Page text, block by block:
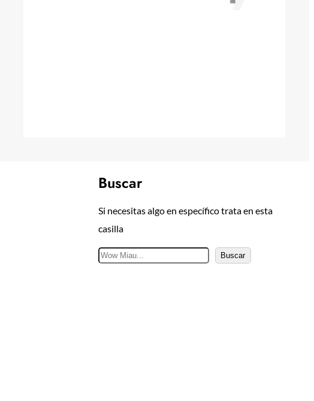
Buscar
Si necesitas algo en específico trata en esta
casilla
B
Buscar